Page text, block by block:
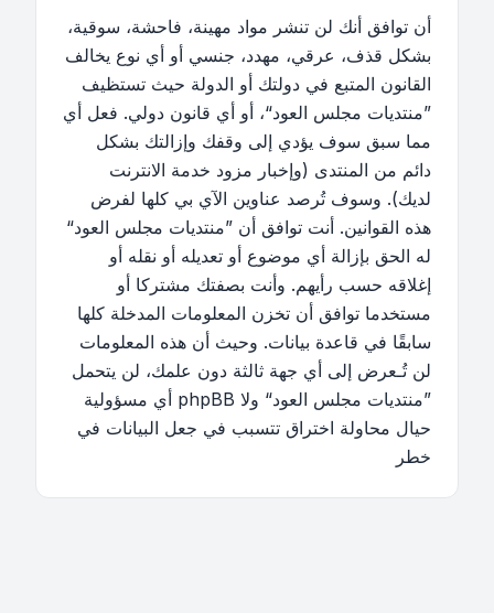
أن توافق أنك لن تنشر مواد مهينة، فاحشة، سوقية،
بشكل قذف، عرقي، مهدد، جنسي أو أي نوع يخالف
القانون المتبع في دولتك أو الدولة حيث تستظيف
”منتديات مجلس العود“، أو أي قانون دولي. فعل أي
مما سبق سوف يؤدي إلى وقفك وإزالتك بشكل
دائم من المنتدى (وإخبار مزود خدمة الانترنت
لديك). وسوف تُرصد عناوين الآي بي كلها لفرض
هذه القوانين. أنت توافق أن ”منتديات مجلس العود“
له الحق بإزالة أي موضوع أو تعديله أو نقله أو
إغلاقه حسب رأيهم. وأنت بصفتك مشتركا أو
مستخدما توافق أن تخزن المعلومات المدخلة كلها
سابقًا في قاعدة بيانات. وحيث أن هذه المعلومات
لن تُـعرض إلى أي جهة ثالثة دون علمك، لن يتحمل
”منتديات مجلس العود“ ولا phpBB أي مسؤولية
حيال محاولة اختراق تتسبب في جعل البيانات في
خطر